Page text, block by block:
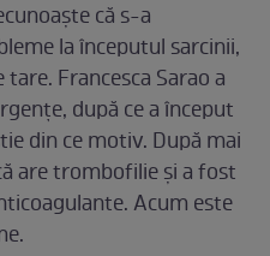
că s-a
la începutul sarcinii,
Francesca Sarao a
după ce a început
din ce motiv. După mai
are trombofilie și a fost
Acum este